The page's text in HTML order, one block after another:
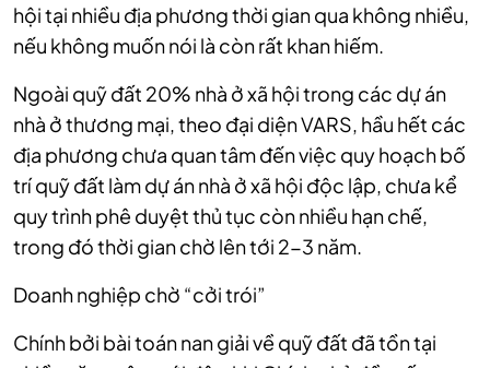
hội tại nhiều địa phương thời gian qua không nhiều,
nếu không muốn nói là còn rất khan hiếm.
Ngoài quỹ đất 20% nhà ở xã hội trong các dự án
nhà ở thương mại, theo đại diện VARS, hầu hết các
địa phương chưa quan tâm đến việc quy hoạch bố
trí quỹ đất làm dự án nhà ở xã hội độc lập, chưa kể
quy trình phê duyệt thủ tục còn nhiều hạn chế,
trong đó thời gian chờ lên tới 2-3 năm.
Doanh nghiệp chờ “cởi trói”
Chính bởi bài toán nan giải về quỹ đất đã tồn tại